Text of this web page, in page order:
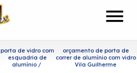
menu
porta de vidro com
esquadria de
alumínio
orçamento de porta de
correr de alumínio com vidro
Vila Guilherme